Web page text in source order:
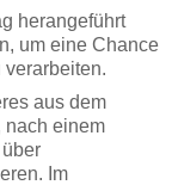
herangeführt
um eine Chance
aus dem
nach einem
Im